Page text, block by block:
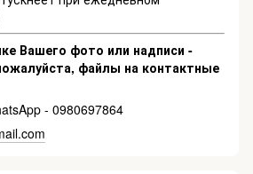
Вашего фото или надписи -
файлы на контактные
- 0980697864